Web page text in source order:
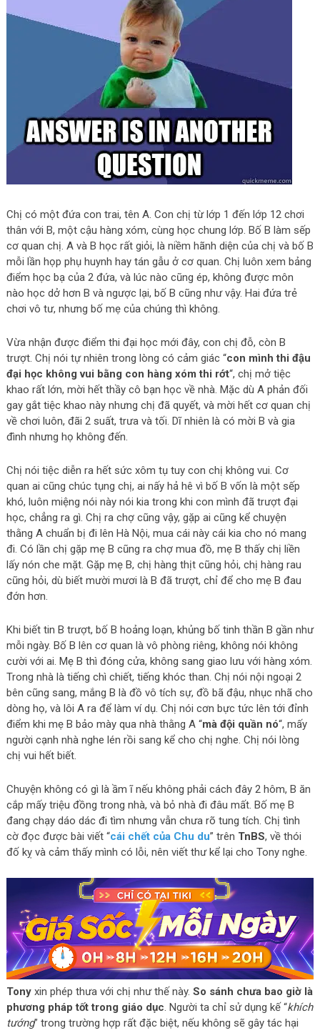
Chị có một đứa con trai, tên A. Con chị từ lớp 1 đến lớp 12 chơi
thân với B, một cậu hàng xóm, cùng học chung lớp. Bố B làm sếp
cơ quan chị. A và B học rất giỏi, là niềm hãnh diện của chị và bố B
mỗi lần họp phụ huynh hay tán gẫu ở cơ quan. Chị luôn xem bảng
điểm học bạ của 2 đứa, và lúc nào cũng ép, không được môn
nào học dở hơn B và ngược lại, bố B cũng như vậy. Hai đứa trẻ
chơi vô tư, nhưng bố mẹ của chúng thì không.
Vừa nhận được điểm thi đại học mới đây, con chị đỗ, còn B
trượt. Chị nói tự nhiên trong lòng có cảm giác “con mình thi đậu
đại học không vui bằng con hàng xóm thi rớt“, chị mở tiệc
khao rất lớn, mời hết thầy cô bạn học về nhà. Mặc dù A phản đối
gay gắt tiệc khao này nhưng chị đã quyết, và mời hết cơ quan chị
về chơi luôn, đãi 2 suất, trưa và tối. Dĩ nhiên là có mời B và gia
đình nhưng họ không đến.
Chị nói tiệc diễn ra hết sức xôm tụ tuy con chị không vui. Cơ
quan ai cũng chúc tụng chị, ai nấy hả hê vì bố B vốn là một sếp
khó, luôn miệng nói này nói kia trong khi con mình đã trượt đại
học, chẳng ra gì. Chị ra chợ cũng vậy, gặp ai cũng kể chuyện
thằng A chuẩn bị đi lên Hà Nội, mua cái này cái kia cho nó mang
đi. Có lần chị gặp mẹ B cũng ra chợ mua đồ, mẹ B thấy chị liền
lấy nón che mặt. Gặp mẹ B, chị hàng thịt cũng hỏi, chị hàng rau
cũng hỏi, dù biết mười mươi là B đã trượt, chỉ để cho mẹ B đau
đớn hơn.
Khi biết tin B trượt, bố B hoảng loạn, khủng bố tinh thần B gần như
mỗi ngày. Bố B lên cơ quan là vô phòng riêng, không nói không
cười với ai. Mẹ B thì đóng cửa, không sang giao lưu với hàng xóm.
Trong nhà là tiếng chì chiết, tiếng khóc than. Chị nói nội ngoại 2
bên cũng sang, mắng B là đồ vô tích sự, đồ bã đậu, nhục nhã cho
dòng họ, và lôi A ra để làm ví dụ. Chị nói cơn bực tức lên tới đỉnh
điểm khi mẹ B bảo mày qua nhà thằng A “mà đội quần nó“, mấy
người cạnh nhà nghe lén rồi sang kể cho chị nghe. Chị nói lòng
chị vui hết biết.
Chuyện không có gì là ầm ĩ nếu không phải cách đây 2 hôm, B ăn
cắp mấy triệu đồng trong nhà, và bỏ nhà đi đâu mất. Bố mẹ B
đang chạy dáo dác đi tìm nhưng vẫn chưa rõ tung tích. Chị tình
cờ đọc được bài viết “cái chết của Chu du” trên TnBS, về thói
đố kỵ và cảm thấy mình có lỗi, nên viết thư kể lại cho Tony nghe.
Tonyxin phép thưa với chị như thế này. So sánh chưa bao giờ là
phương pháp tốt trong giáo dục. Người ta chỉ sử dụng kế “khích
tướng” trong trường hợp rất đặc biệt, nếu không sẽ gây tác hại